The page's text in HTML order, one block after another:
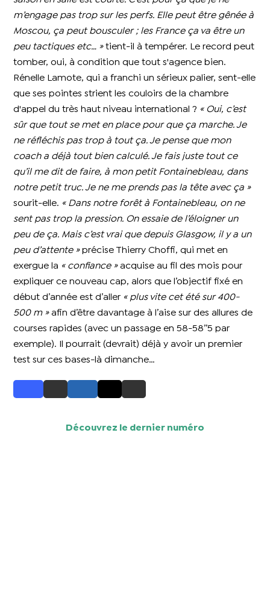
m’engage pas trop sur les perfs. Elle peut être gênée à
Moscou, ça peut bousculer ; les France ça va être un
peu tactiques etc… »tient-il à tempérer. Le record peut
tomber, oui, à condition que tout s'agence bien.
Rénelle Lamote, qui a franchi un sérieux palier, sent-elle
que ses pointes strient les couloirs de la chambre
d'appel du très haut niveau international ? « Oui, c’est
sûr que tout se met en place pour que ça marche. Je
ne réfléchis pas trop à tout ça. Je pense que mon
coach a déjà tout bien calculé. Je fais juste tout ce
qu’il me dit de faire, à mon petit Fontainebleau, dans
notre petit truc. Je ne me prends pas la tête avec ça »
sourit-elle. « Dans notre forêt à Fontainebleau, on ne
sent pas trop la pression. On essaie de l’éloigner un
peu de ça. Mais c’est vrai que depuis Glasgow, il y a un
peu d’attente »précise Thierry Choffi, qui met en
exergue la « confiance »acquise au fil des mois pour
expliquer ce nouveau cap, alors que l’objectif fixé en
début d’année est d’aller « plus vite cet été sur 400-
500 m »afin d’être davantage à l’aise sur des allures de
courses rapides (avec un passage en 58-58’’5 par
exemple). Il pourrait (devrait) déjà y avoir un premier
test sur ces bases-là dimanche…
Découvrez le dernier numéro